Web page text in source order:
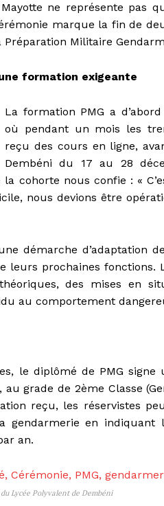
ne représente pas
marque la fin de
Militaire
formation exigeante
La formation PMG a
où pendant un mois les
reçu des cours en ligne,
Dembéni du 17 au 28
cohorte nous confie : «
nous devions être
démarche d’adaptation
leurs prochaines fonctions.
des mises en
au comportement
le diplômé de PMG signe
grade de 2ème Classe
reçu, les réservistes
gendarmerie en indiquant
an.
Lycée Polyvalent de Dembéni